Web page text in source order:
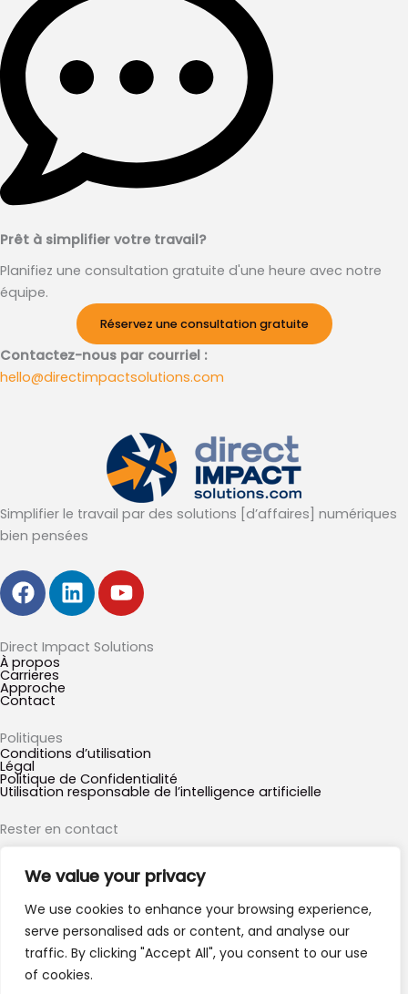
We value your privacy
We use cookies to enhance your browsing experience,
serve personalised ads or content, and analyse our
traffic. By clicking "Accept All", you consent to our use
of cookies.
Prêt à simplifier votre travail?
Planifiez une consultation gratuite d'une heure avec notre
équipe.
Réservez une consultation gratuite
Contactez-nous par courriel :
hello@directimpactsolutions.com
Simplifier le travail par des solutions [d’affaires] numériques
bien pensées
F
a
c
e
b
o
k
L
i
n
k
n
Y
o
u
t
Direct Impact Solutions
À propos
Carrieres
Approche
Contact
Politiques
Conditions d’utilisation
Légal
Politique de Confidentialité
Utilisation responsable de l’intelligence artificielle
Rester en contact
*indicates required
Prénom*
Email Address